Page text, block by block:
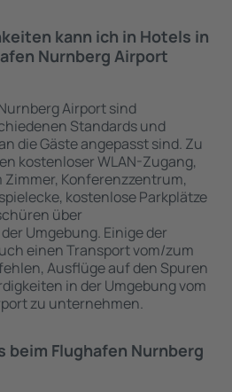
kann ich in Hotels in
Nurnberg Airport
Airport sind
Standards und
die Gäste angepasst sind. Zu
kostenloser WLAN-Zugang,
Zimmer, Konferenzzentrum,
kostenlose Parkplätze
über
Umgebung. Einige der
einen Transport vom/zum
Ausflüge auf den Spuren
in der Umgebung vom
zu unternehmen.
beim Flughafen Nurnberg